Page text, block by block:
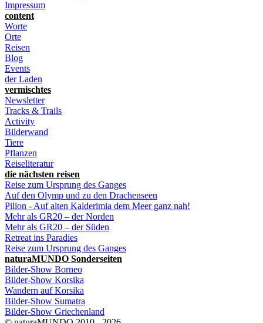
Impressum
content
Worte
Orte
Reisen
Blog
Events
der Laden
vermischtes
Newsletter
Tracks & Trails
Activity
Bilderwand
Tiere
Pflanzen
Reiseliteratur
die nächsten reisen
Reise zum Ursprung des Ganges
Auf den Olymp und zu den Drachenseen
Pilion - Auf alten Kalderimia dem Meer ganz nah!
Mehr als GR20 – der Norden
Mehr als GR20 – der Süden
Retreat ins Paradies
Reise zum Ursprung des Ganges
naturaMUNDO Sonderseiten
Bilder-Show Borneo
Bilder-Show Korsika
Wandern auf Korsika
Bilder-Show Sumatra
Bilder-Show Griechenland